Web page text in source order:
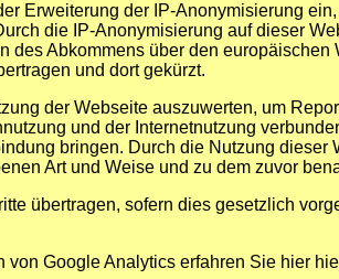
Erweiterung der IP-Anonymisierung
die IP-Anonymisierung auf dieser
des Abkommens über den
und dort gekürzt.
der Webseite auszuwerten, um
und der Internetnutzung
bringen. Durch die Nutzung
Art und Weise und zu dem zuvor
übertragen, sofern dies gesetzlich
Google Analytics erfahren Sie hier